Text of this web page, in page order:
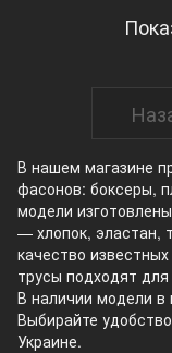
В нашем магазине
фасонов: боксеры,
модели
— хлопок, эластан,
качество
трусы подходят
В наличии модели в
Выбирайте
Украине.